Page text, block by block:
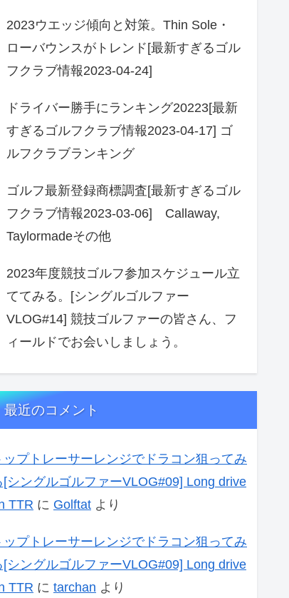
2023ウエッジ傾向と対策。Thin Sole・
ローバウンスがトレンド[最新すぎるゴル
フクラブ情報2023-04-24]
ドライバー勝手にランキング20223[最新
すぎるゴルフクラブ情報2023-04-17] ゴ
ルフクラブランキング
ゴルフ最新登録商標調査[最新すぎるゴル
フクラブ情報2023-03-06] Callaway,
Taylormadeその他
2023年度競技ゴルフ参加スケジュール立
ててみる。[シングルゴルファー
VLOG#14] 競技ゴルファーの皆さん、フ
ィールドでお会いしましょう。
最近のコメント
ップトレーサーレンジでドラコン狙ってみ
[シングルゴルファーVLOG#09] Long drive
TTR に Golftat より
ップトレーサーレンジでドラコン狙ってみ
[シングルゴルファーVLOG#09] Long drive
TTR に tarchan より